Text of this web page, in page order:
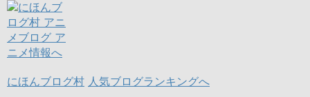
にほんブログ村 人気ブログランキングへ